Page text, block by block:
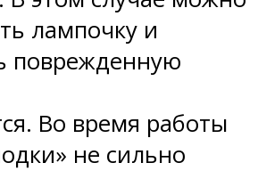
лампочку и
поврежденную
Во время работы
не сильно